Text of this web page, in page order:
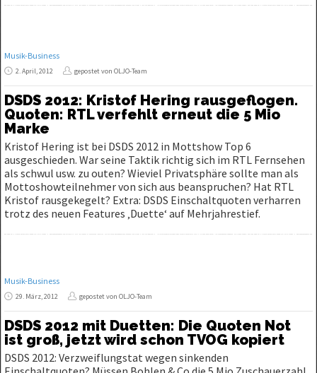
Musik-Business
2. April, 2012 gepostet von OLJO-Team
DSDS 2012: Kristof Hering rausgeflogen.
Quoten: RTL verfehlt erneut die 5 Mio
Marke
Kristof Hering ist bei DSDS 2012 in Mottshow Top 6
ausgeschieden. War seine Taktik richtig sich im RTL Fernsehen
als schwul usw. zu outen? Wieviel Privatsphäre sollte man als
Mottoshowteilnehmer von sich aus beanspruchen? Hat RTL
Kristof rausgekegelt? Extra: DSDS Einschaltquoten verharren
trotz des neuen Features ‚Duette‘ auf Mehrjahrestief.
Musik-Business
29. März, 2012 gepostet von OLJO-Team
DSDS 2012 mit Duetten: Die Quoten Not
ist groß, jetzt wird schon TVOG kopiert
DSDS 2012: Verzweiflungstat wegen sinkenden